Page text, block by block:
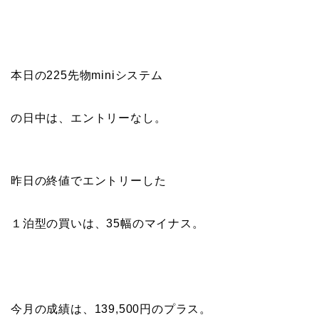
本日の225先物miniシステム
の日中は、エントリーなし。
昨日の終値でエントリーした
１泊型の買いは、35幅のマイナス。
今月の成績は、139,500円のプラス。